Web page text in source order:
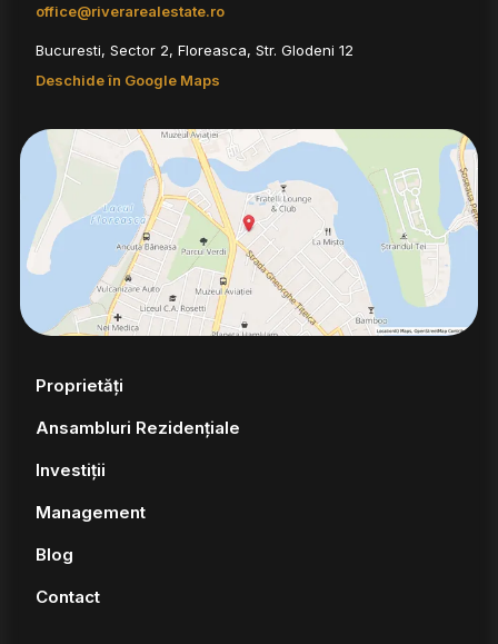
office@riverarealestate.ro
Bucuresti, Sector 2, Floreasca, Str. Glodeni 12
Deschide în Google Maps
Proprietăți
Ansambluri Rezidențiale
Investiții
Management
Blog
Contact